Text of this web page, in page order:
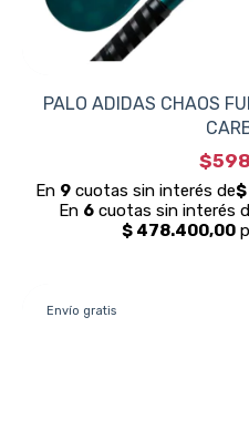
PALO ADIDAS CHAOS
Envío gratis